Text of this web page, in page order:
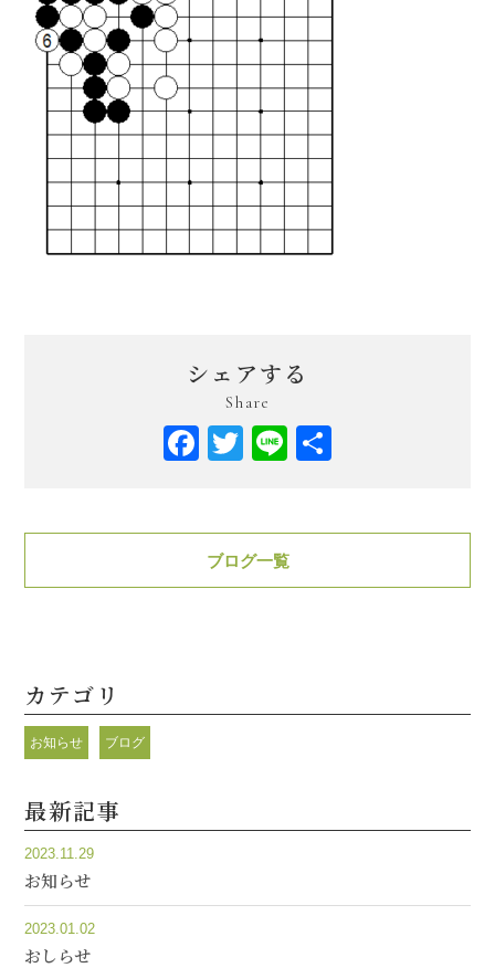
シェアする
Share
Facebook
Twitter
Line
ブログ一覧
カテゴリ
お知らせ ブログ
最新記事
2023.11.29
お知らせ
2023.01.02
おしらせ